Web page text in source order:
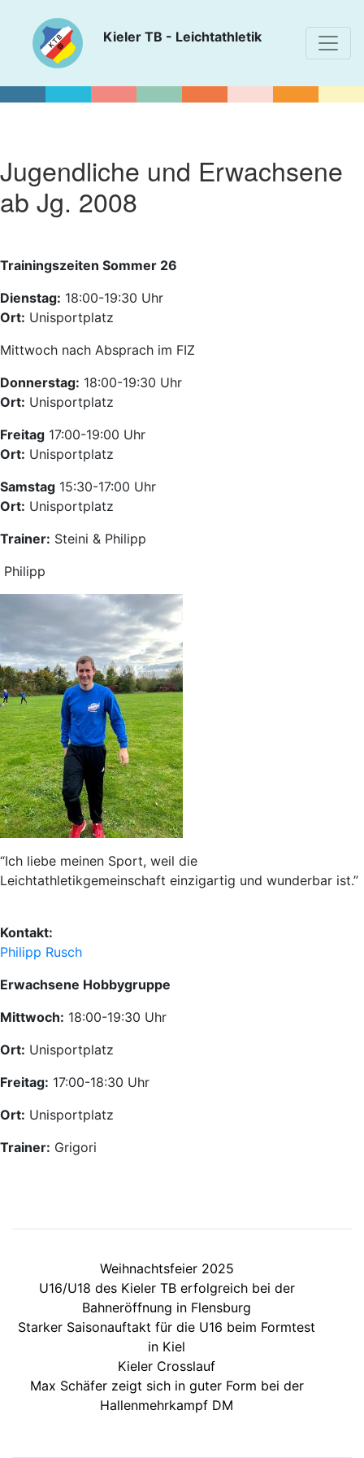
Kieler TB - Leichtathletik
Jugendliche und Erwachsene
ab Jg. 2008
Trainingszeiten Sommer 26
Dienstag: 18:00-19:30 Uhr
Ort: Unisportplatz
Mittwoch nach Absprach im FIZ
Donnerstag: 18:00-19:30 Uhr
Ort: Unisportplatz
Freitag 17:00-19:00 Uhr
Ort: Unisportplatz
Samstag 15:30-17:00 Uhr
Ort: Unisportplatz
Trainer: Steini & Philipp
Philipp
“Ich liebe meinen Sport, weil die
Leichtathletikgemeinschaft einzigartig und wunderbar ist.”
Kontakt:
Philipp Rusch
Erwachsene Hobbygruppe
Mittwoch: 18:00-19:30 Uhr
Ort: Unisportplatz
Freitag: 17:00-18:30 Uhr
Ort: Unisportplatz
Trainer: Grigori
Weihnachtsfeier 2025
U16/U18 des Kieler TB erfolgreich bei der
Bahneröffnung in Flensburg
Starker Saisonauftakt für die U16 beim Formtest
in Kiel
Kieler Crosslauf
Max Schäfer zeigt sich in guter Form bei der
Hallenmehrkampf DM